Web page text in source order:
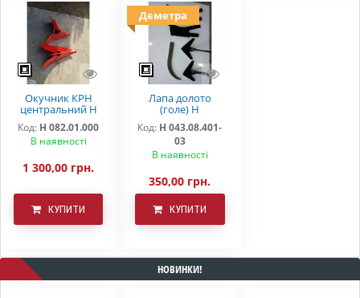
Окучник КРН
центральний Н
082.01.000
"DEMETRA"
Код: Н 082.01.000
В наявності
1 300,00 грн.
КУПИТИ
Деметра
Лапа долото
(голе) Н
043.08.401-03
Код: Н 043.08.401-
03
В наявності
350,00 грн.
КУПИТИ
НОВИНКИ!